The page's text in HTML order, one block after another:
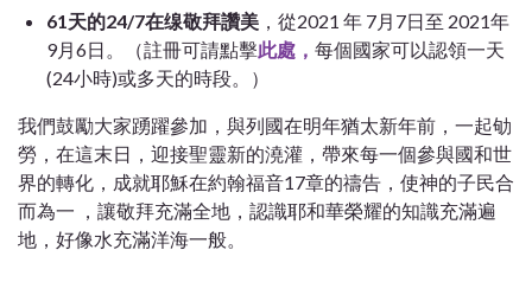
61天的24/7在缐敬拜讚美 ，從2021 年 7月7日至 2021年
9月6日。（註冊可請點擊此處， 每個國家可以認領一天
(24小時)或多天的時段。）
我們鼓勵大家踴躍參加，與列國在明年猶太新年前，一起劬
勞，在這末日，迎接聖靈新的澆灌，帶來每一個參與國和世
界的轉化，成就耶穌在約翰福音17章的禱告，使神的子民合
而為一 ，讓敬拜充滿全地，認識耶和華榮耀的知識充滿遍
地，好像水充滿洋海一般。